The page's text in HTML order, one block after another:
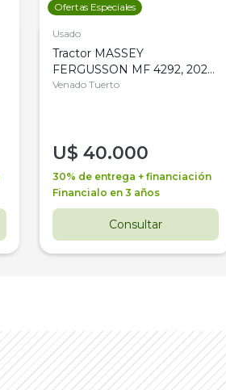
Ofertas Especiales
Usado
Tractor MASSEY
FERGUSSON MF 4292, 2020,
4WD, PATON
Venado Tuerto
U$ 40.000
30% de entrega + financiación
Financialo en 3 años
Consultar